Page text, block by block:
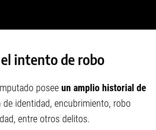
intento de robo
posee un amplio historial de
identidad, encubrimiento, robo
entre otros delitos.